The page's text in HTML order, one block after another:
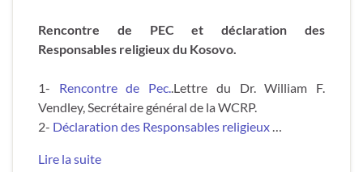
Rencontre de PEC et déclaration des
Responsables religieux du Kosovo.
1- Rencontre de Pec. .Lettre du Dr. William F.
Vendley, Secrétaire général de la WCRP.
2- Déclaration des Responsables religieux
Lire la suite